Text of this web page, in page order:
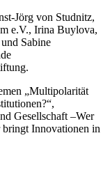
Jörg von Studnitz,
e.V., Irina Buylova,
Sabine
„Multipolarität
Gesellschaft –Wer
bringt Innovationen in